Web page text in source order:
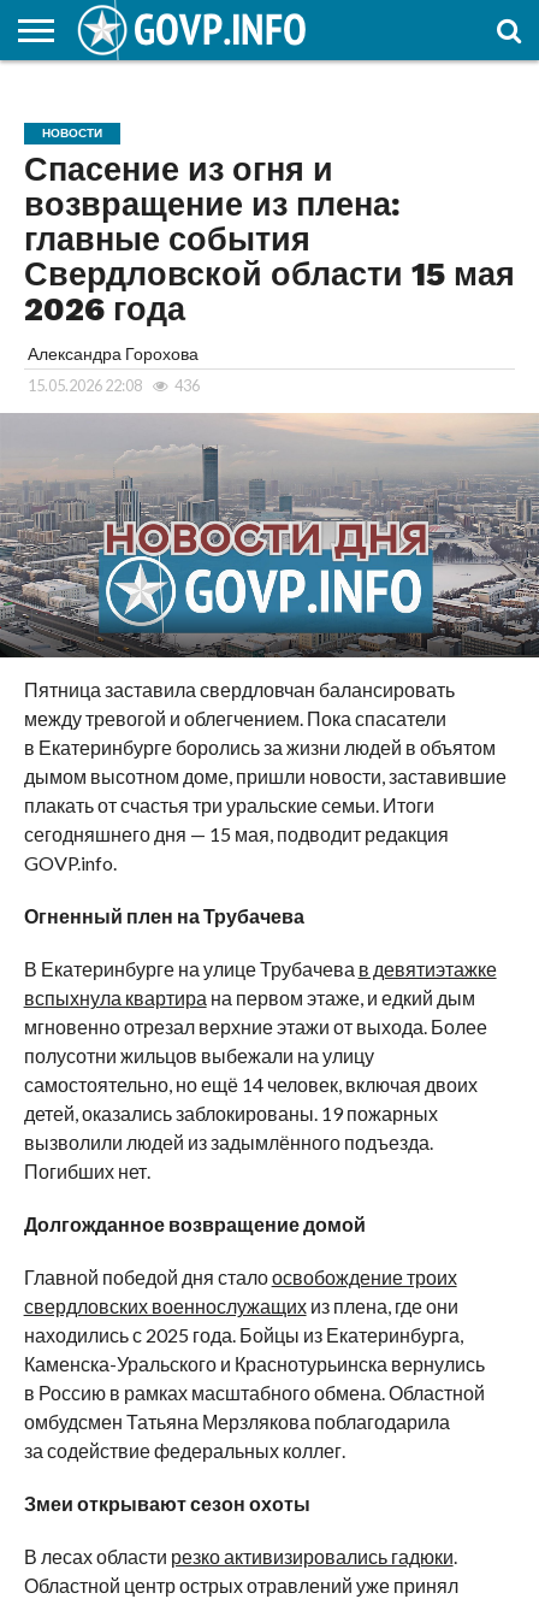
ОБРАЗОВАНИЕ
НОВОСТИ
Спасение из огня и
возвращение из плена:
главные события
Свердловской области 15 мая
2026 года
Александра Горохова
15.05.2026 22:08 436
Пятница заставила свердловчан балансировать
между тревогой и облегчением. Пока спасатели
в Екатеринбурге боролись за жизни людей в объятом
дымом высотном доме, пришли новости, заставившие
плакать от счастья три уральские семьи. Итоги
сегодняшнего дня — 15 мая, подводит редакция
GOVP.info.
Огненный плен на Трубачева
В Екатеринбурге на улице Трубачева в девятиэтажке
вспыхнула квартира на первом этаже, и едкий дым
мгновенно отрезал верхние этажи от выхода. Более
полусотни жильцов выбежали на улицу
самостоятельно, но ещё 14 человек, включая двоих
детей, оказались заблокированы. 19 пожарных
вызволили людей из задымлённого подъезда.
Погибших нет.
Долгожданное возвращение домой
Главной победой дня сталоосвобождение троих
свердловских военнослужащихиз плена, где они
находились с 2025 года. Бойцы из Екатеринбурга,
Каменска-Уральского и Краснотурьинска вернулись
в Россию в рамках масштабного обмена. Областной
омбудсмен Татьяна Мерзлякова поблагодарила
за содействие федеральных коллег.
Змеи открывают сезон охоты
В лесах области резко активизировались гадюки.
Областной центр острых отравлений уже принял